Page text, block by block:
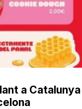
a Catalunya